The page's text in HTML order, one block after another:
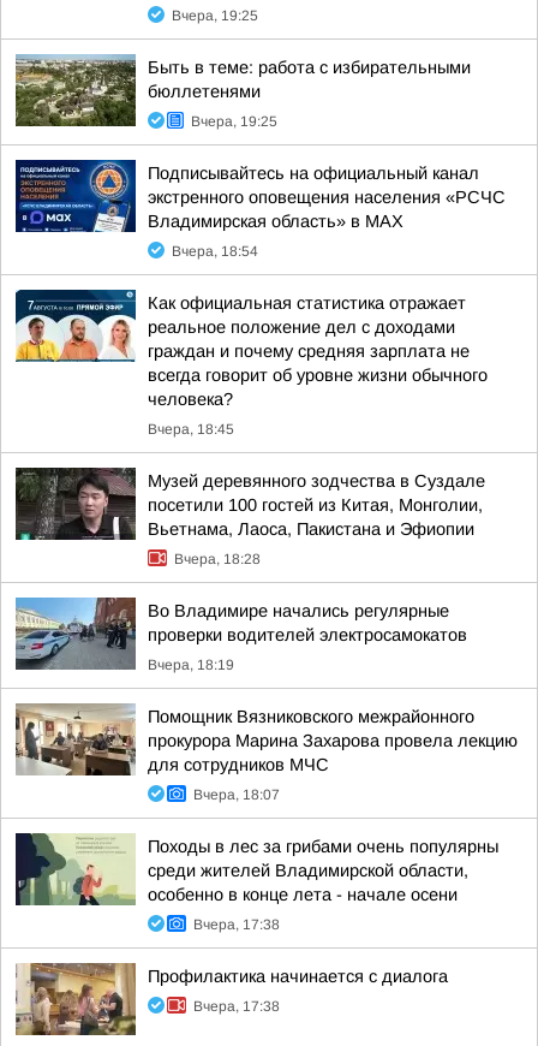
Вчера, 19:25
Быть в теме: работа с избирательными
бюллетенями
Вчера, 19:25
Подписывайтесь на официальный канал
экстренного оповещения населения «РСЧС
Владимирская область» в МАХ
Вчера, 18:54
Как официальная статистика отражает
реальное положение дел с доходами
граждан и почему средняя зарплата не
всегда говорит об уровне жизни обычного
человека?
Вчера, 18:45
Музей деревянного зодчества в Суздале
посетили 100 гостей из Китая, Монголии,
Вьетнама, Лаоса, Пакистана и Эфиопии
Вчера, 18:28
Во Владимире начались регулярные
проверки водителей электросамокатов
Вчера, 18:19
Помощник Вязниковского межрайонного
прокурора Марина Захарова провела лекцию
для сотрудников МЧС
Вчера, 18:07
Походы в лес за грибами очень популярны
среди жителей Владимирской области,
особенно в конце лета - начале осени
Вчера, 17:38
Профилактика начинается с диалога
Вчера, 17:38